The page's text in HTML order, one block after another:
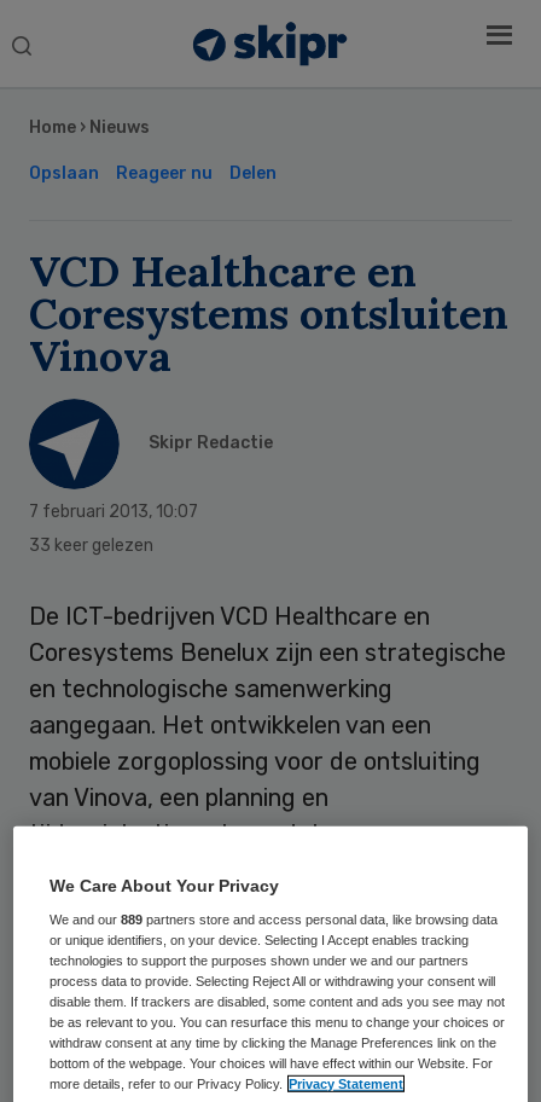
Search
Home › Nieuws
Opslaan Reageer nu Delen
VCD Healthcare en
Coresystems ontsluiten
Vinova
Skipr Redactie
7 februari 2013, 10:07
33 keer gelezen
De ICT-bedrijven VCD Healthcare en
Coresystems Benelux zijn een strategische
en technologische samenwerking
aangegaan. Het ontwikkelen van een
mobiele zorgoplossing voor de ontsluiting
van Vinova, een planning en
tijdregistratiesysteem dat
Innovatie
Deze technische innovatie maakt het voor
zorgmedewerkers mogelijk om met een
Sidebar
We Care About Your Privacy
We and our889 partners store and access personal data, like browsing data
or unique identifiers, on your device. Selecting I Accept enables tracking
technologies to support the purposes shown under we and our partners
process data to provide. Selecting Reject All or withdrawing your consent will
disable them. If trackers are disabled, some content and ads you see may not
be as relevant to you. You can resurface this menu to change your choices or
withdraw consent at any time by clicking the Manage Preferences link on the
bottom of the webpage. Your choices will have effect within our Website. For
more details, refer to our Privacy Policy.
Privacy Statement